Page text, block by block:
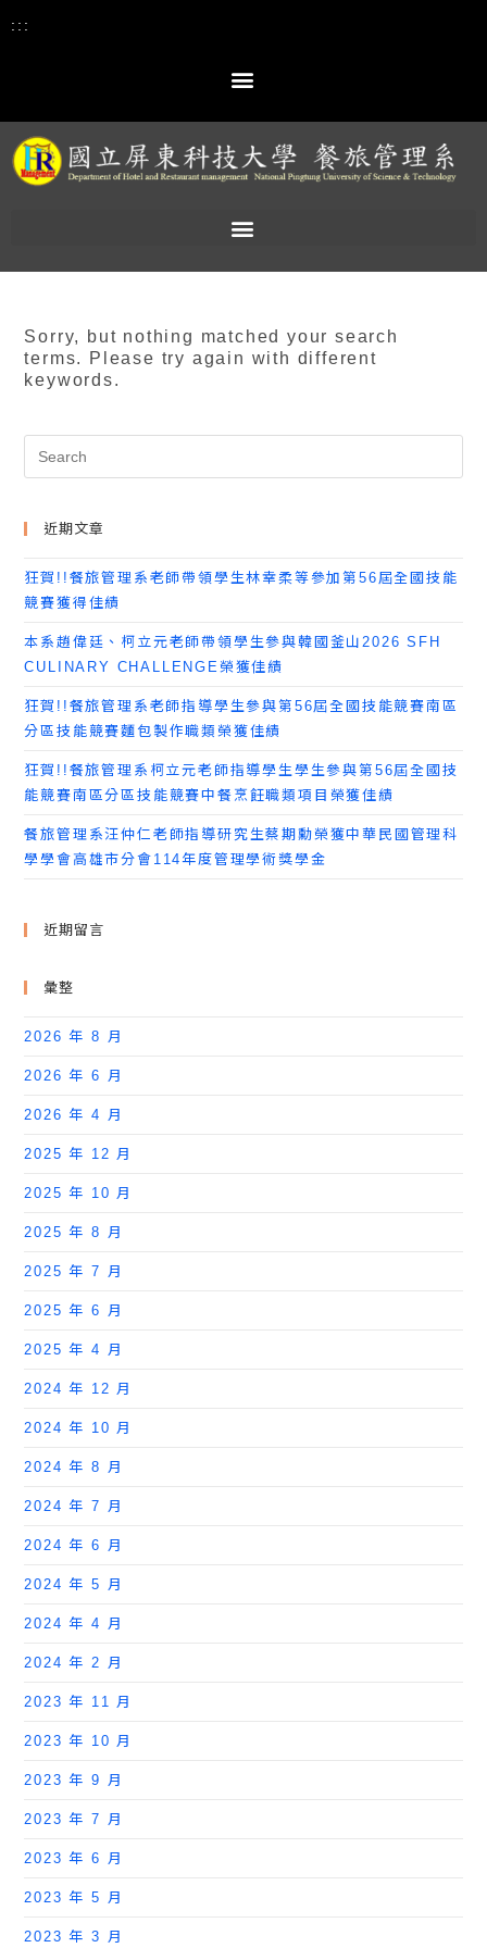
:::
Sorry, but nothing matched your search
terms. Please try again with different
keywords.
近期文章
狂賀!!餐旅管理系老師帶領學生林幸柔等參加第56屆全國技能
競賽獲得佳績
本系趙偉廷、柯立元老師帶領學生參與韓國釜山2026 SFH
CULINARY CHALLENGE榮獲佳績
狂賀!!餐旅管理系老師指導學生參與第56屆全國技能競賽南區
分區技能競賽麵包製作職類榮獲佳績
狂賀!!餐旅管理系柯立元老師指導學生學生參與第56屆全國技
能競賽南區分區技能競賽中餐烹飪職類項目榮獲佳績
餐旅管理系汪仲仁老師指導研究生蔡期勳榮獲中華民國管理科
學學會高雄市分會114年度管理學術獎學金
近期留言
彙整
2026 年 8 月
2026 年 6 月
2026 年 4 月
2025 年 12 月
2025 年 10 月
2025 年 8 月
2025 年 7 月
2025 年 6 月
2025 年 4 月
2024 年 12 月
2024 年 10 月
2024 年 8 月
2024 年 7 月
2024 年 6 月
2024 年 5 月
2024 年 4 月
2024 年 2 月
2023 年 11 月
2023 年 10 月
2023 年 9 月
2023 年 7 月
2023 年 6 月
2023 年 5 月
2023 年 3 月